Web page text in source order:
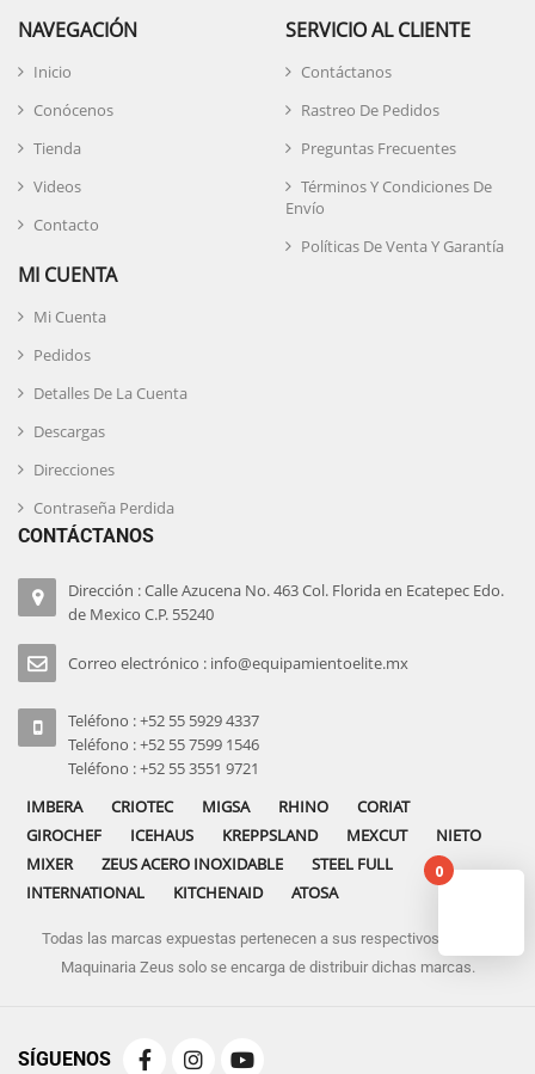
NAVEGACIÓN
Inicio
Conócenos
Tienda
Videos
Contacto
SERVICIO AL CLIENTE
Contáctanos
Rastreo De Pedidos
Preguntas Frecuentes
Términos Y Condiciones De
Envío
Políticas De Venta Y Garantía
MI CUENTA
Mi Cuenta
Pedidos
Detalles De La Cuenta
Descargas
Direcciones
Contraseña Perdida
CONTÁCTANOS
Dirección : Calle Azucena No. 463 Col. Florida en Ecatepec Edo.
de Mexico C.P. 55240
Correo electrónico : info@equipamientoelite.mx
Teléfono : +52 55 5929 4337
Teléfono : +52 55 7599 1546
Teléfono : +52 55 3551 9721
IMBERA
CRIOTEC MIGSA RHINO
CORIAT
GIROCHEF
ICEHAUS KREPPSLAND MEXCUT
NIETO
MIXER
ZEUS ACERO INOXIDABLE
STEEL FULL
INTERNATIONAL
KITCHENAID ATOSA
Todas las marcas expuestas pertenecen a sus respectivos dueños
Maquinaria Zeus solo se encarga de distribuir dichas marcas.
SÍGUENOS
0